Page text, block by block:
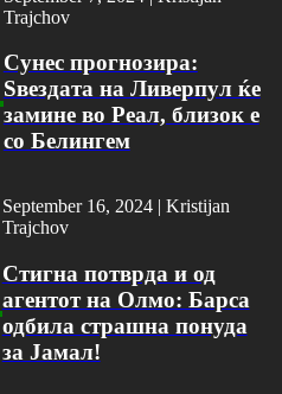
Trajchov
Сунес прогнозира:
Ѕвездата на Ливерпул ќе
замине во Реал, близок е
со Белингем
September 16, 2024 | Kristijan
Trajchov
Стигна потврда и од
агентот на Олмо: Барса
одбила страшна понуда
за Јамал!